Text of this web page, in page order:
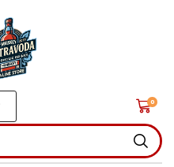
0